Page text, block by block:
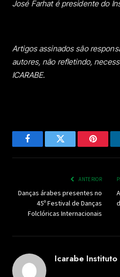
José Farhat é presidente do
Artigos assinados são
autores, não refletindo,
ICARABE.
FacebookTwitter
ANTERIOR
Danças árabes presentes no
45º Festival de Danças
Folclóricas Internacionais
Icarabe